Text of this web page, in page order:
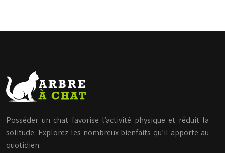
Posséder un chat favorise l’activité physique et réduit la
solitude. Explorez les nombreux bienfaits qu’il apporte au
quotidien.